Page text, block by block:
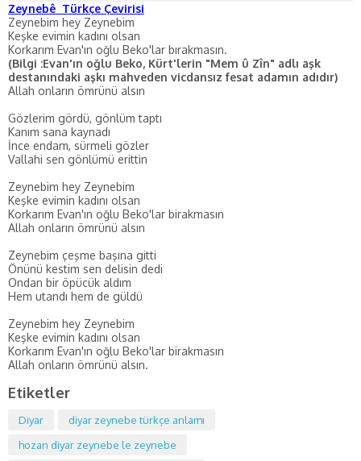
Zeynebê Türkçe Çevirisi
Zeynebim hey Zeynebim
Keşke evimin kadını olsan
Korkarım Evan'ın oğlu Beko'lar bırakmasın.
(Bilgi :Evan'ın oğlu Beko, Kürt'lerin "Mem û Zîn" adlı aşk
destanındaki aşkı mahveden vicdansız fesat adamın adıdır)
Allah onların ömrünü alsın
Gözlerim gördü, gönlüm taptı
Kanım sana kaynadı
İnce endam, sürmeli gözler
Vallahi sen gönlümü erittin
Zeynebim hey Zeynebim
Keşke evimin kadını olsan
Korkarım Evan'ın oğlu Beko'lar birakmasın
Allah onların ömrünü alsın
Zeynebim çeşme başına gitti
Önünü kestim sen delisin dedi
Ondan bir öpücük aldım
Hem utandı hem de güldü
Zeynebim hey Zeynebim
Keşke evimin kadını olsan
Korkarım Evan'ın oğlu Beko'lar birakmasın
Allah onların ömrünü alsın.
Etiketler
Diyar
diyar zeynebe türkçe anlamı
hozan diyar zeynebe le zeynebe